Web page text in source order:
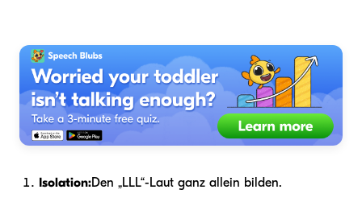
Isolation:Den „LLL“-Laut ganz allein bilden.